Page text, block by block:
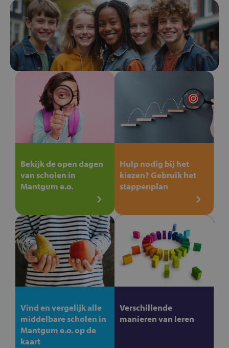
Bekijk de open dagen
van scholen in
Mantgum e.o.
Hulp nodig bij het
kiezen? Gebruik het
stappenplan
Vind en vergelijk alle
middelbare scholen in
Mantgum e.o. op de
kaart
Verschillende
manieren van leren